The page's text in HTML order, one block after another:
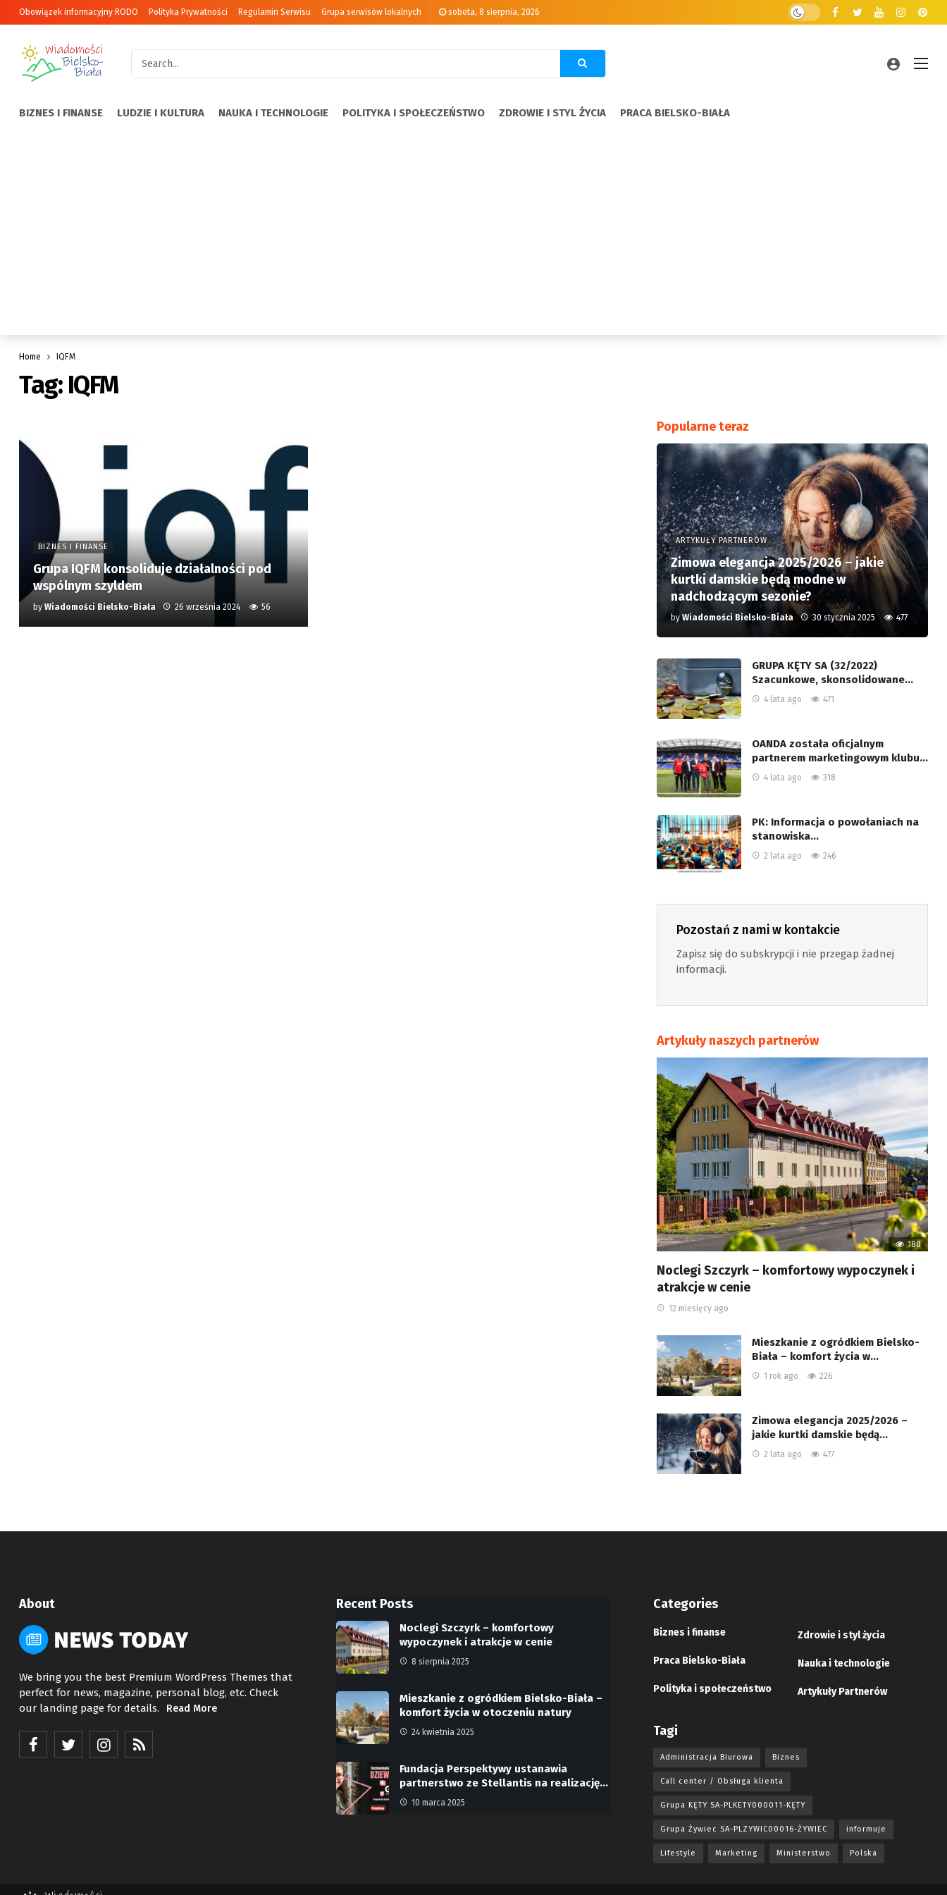
Obowiązek informacyjny RODO Polityka Prywatności Regulamin Serwisu Grupa serwisów lokalnych sobota, 8 sierpnia, 2026
BIZNES I FINANSE LUDZIE I KULTURA NAUKA I TECHNOLOGIE POLITYKA I SPOŁECZEŃSTWO ZDROWIE I STYL ŻYCIA PRACA BIELSKO-BIAŁA
Home IQFM
Tag: IQFM
BIZNES I FINANSE
Grupa IQFM konsoliduje działalności pod
wspólnym szyldem
by Wiadomości Bielsko-Biała 26 września 2024 56
Popularne teraz
ARTYKUŁY PARTNERÓW
Zimowa elegancja 2025/2026 – jakie
kurtki damskie będą modne w
nadchodzącym sezonie?
byWiadomości Bielsko-Biała 30 stycznia 2025 477
GRUPA KĘTY SA (32/2022)
Szacunkowe, skonsolidowane…
4 lata ago 471
OANDA została oficjalnym
partnerem marketingowym klubu…
4 lata ago 318
PK: Informacja o powołaniach na
stanowiska…
2 lata ago 246
Pozostań z nami w kontakcie
Zapisz się do subskrypcji i nie przegap żadnej
informacji.
Artykuły naszych partnerów
180
Noclegi Szczyrk – komfortowy wypoczynek i
atrakcje w cenie
12 miesięcy ago
Mieszkanie z ogródkiem Bielsko-
Biała – komfort życia w…
1 rok ago 226
Zimowa elegancja 2025/2026 –
jakie kurtki damskie będą…
2 lata ago 477
About
We bring you the best Premium WordPress Themes that
perfect for news, magazine, personal blog, etc. Check
our landing page for details.
Read More
Recent Posts
Noclegi Szczyrk – komfortowy
wypoczynek i atrakcje w cenie
8 sierpnia 2025
Mieszkanie z ogródkiem Bielsko-Biała –
komfort życia w otoczeniu natury
24 kwietnia 2025
Fundacja Perspektywy ustanawia
partnerstwo ze Stellantis na realizację…
10 marca 2025
Categories
Biznes i finanse
Praca Bielsko-Biała
Polityka i społeczeństwo
Zdrowie i styl życia
Nauka i technologie
Artykuły Partnerów
Tagi
Administracja Biurowa Biznes
Call center / Obsługa klienta
Grupa KĘTY SA-PLKETY000011-KĘTY
Grupa Żywiec SA-PLZYWIC00016-ŻYWIEC informuje
Lifestyle Marketing Ministerstwo Polska